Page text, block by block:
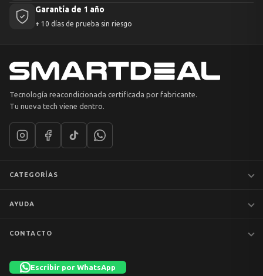
Garantía de 1 año
+ 10 días de prueba sin riesgo
Tecnología reacondicionada certificada por fabricante.
Tu nueva tech viene dentro.
CATEGORÍAS
Liquidación
AYUDA
Términos y condiciones
CONTACTO
Las Condes, Santiago
Escribir por WhatsApp